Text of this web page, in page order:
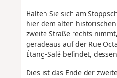
Halten Sie sich am
hier dem alten
zweite Straße rechts
geradeaus auf der Rue
Étang-Salé befindet,
Dies ist das Ende der